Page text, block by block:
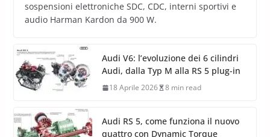
sospensioni elettroniche SDC, CDC, interni sportivi e
audio Harman Kardon da 900 W.
Audi V6: l’evoluzione dei 6 cilindri
Audi, dalla Typ M alla RS 5 plug-in
18 Aprile 2026 8 min read
Audi RS 5, come funziona il nuovo
quattro con Dynamic Torque